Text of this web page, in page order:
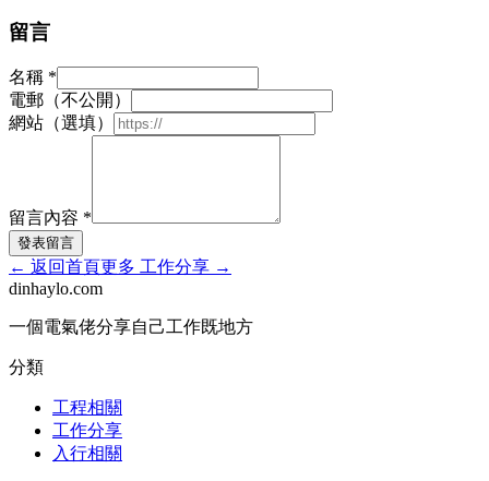
留言
名稱 *
電郵（不公開）
網站（選填）
留言內容 *
發表留言
← 返回首頁更多 工作分享 →
dinhaylo.com
一個電氣佬分享自己工作既地方
分類
工程相關
工作分享
入行相關